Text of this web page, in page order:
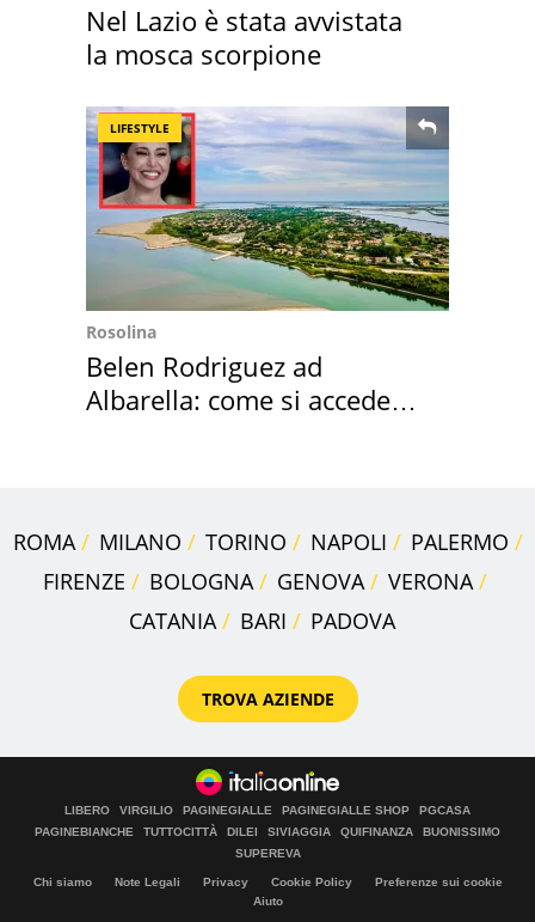
Nel Lazio è stata avvistata
la mosca scorpione
LIFESTYLE
Rosolina
Belen Rodriguez ad
Albarella: come si accede
ROMA MILANO TORINO NAPOLI
PALERMO
FIRENZE
BOLOGNA GENOVA
VERONA
CATANIA
BARI PADOVA
TROVA AZIENDE
LIBERO VIRGILIO PAGINEGIALLE PAGINEGIALLE SHOP
PGCASA
PAGINEBIANCHE
TUTTOCITTÀ DILEI SIVIAGGIA QUIFINANZA
BUONISSIMO
SUPEREVA
Chi siamo Note Legali Privacy Cookie Policy
Preferenze sui cookie
Aiuto